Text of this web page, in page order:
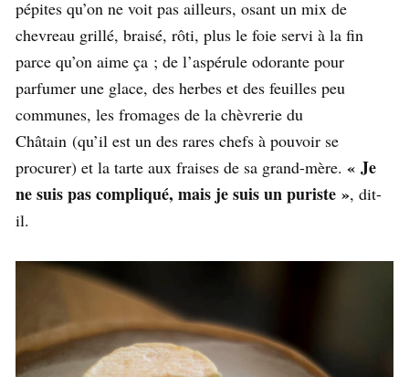
pépites qu’on ne voit pas ailleurs, osant un mix de
chevreau grillé, braisé, rôti, plus le foie servi à la fin
parce qu’on aime ça ; de l’aspérule odorante pour
parfumer une glace, des herbes et des feuilles peu
communes, les fromages de la chèvrerie du
Châtain (qu’il est un des rares chefs à pouvoir se
procurer) et la tarte aux fraises de sa grand-mère. « Je
ne suis pas compliqué, mais je suis un puriste », dit-
il.